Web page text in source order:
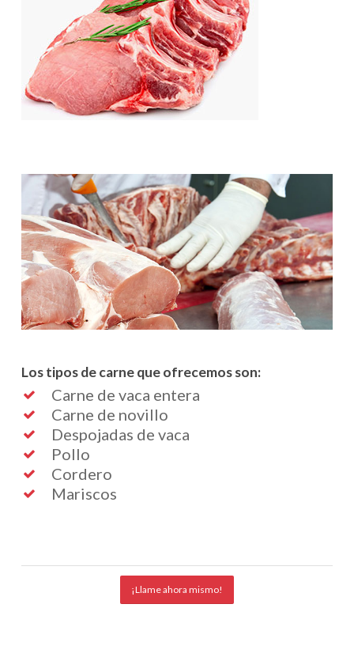
Los tipos de carne que ofrecemos son:
Carne de vaca entera
Carne de novillo
Despojadas de vaca
Pollo
Cordero
Mariscos
¡Llame ahora mismo!